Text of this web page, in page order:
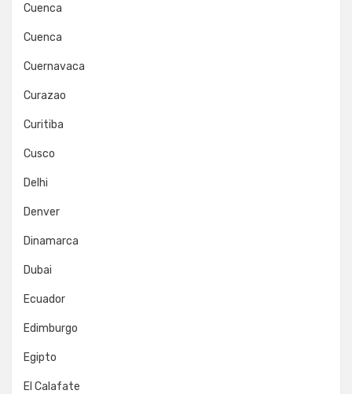
Cuenca
Cuenca
Cuernavaca
Curazao
Curitiba
Cusco
Delhi
Denver
Dinamarca
Dubai
Ecuador
Edimburgo
Egipto
El Calafate